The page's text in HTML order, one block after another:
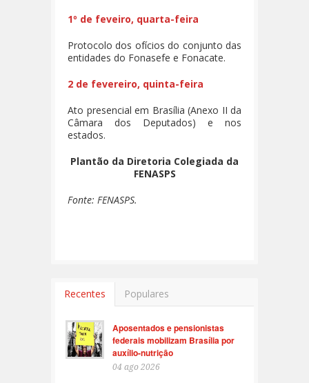
1º de feveiro, quarta-feira
Protocolo dos ofícios do conjunto das
entidades do Fonasefe e Fonacate.
2 de fevereiro, quinta-feira
Ato presencial em Brasília (Anexo II da
Câmara dos Deputados) e nos
estados.
Plantão da Diretoria Colegiada da
FENASPS
Fonte: FENASPS.
Recentes Populares
Aposentados e pensionistas
federais mobilizam Brasília por
auxílio-nutrição
04 ago 2026